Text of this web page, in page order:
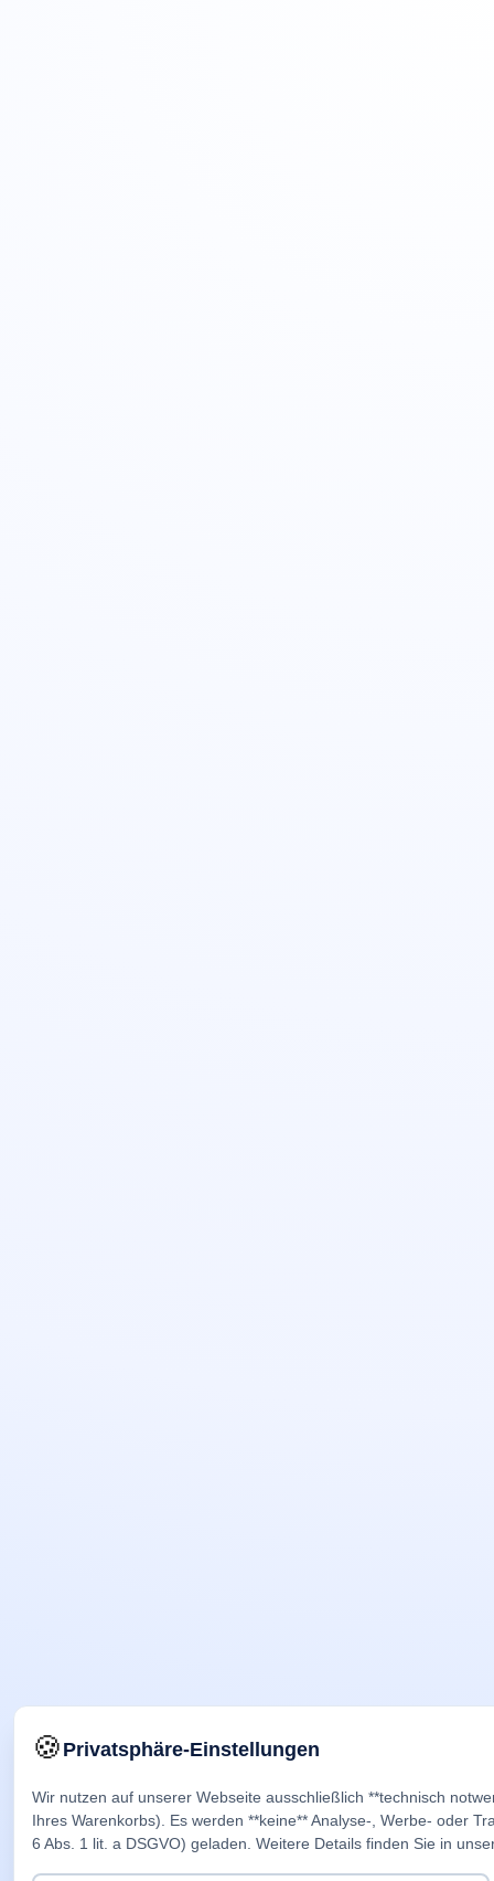
🍪Privatsphäre-Einstellungen
Wir nutzen auf unserer Webseite ausschließlich **technisch
Ihres Warenkorbs). Es werden **keine** Analyse-, Werbe- oder
6 Abs. 1 lit. a DSGVO) geladen. Weitere Details finden Sie in